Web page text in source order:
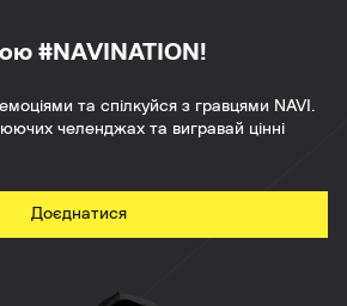
#NAVINATION!
та спілкуйся з гравцями NAVI.
челенджах та вигравай цінні
Доєднатися